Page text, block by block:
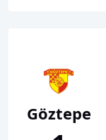
Göztepe